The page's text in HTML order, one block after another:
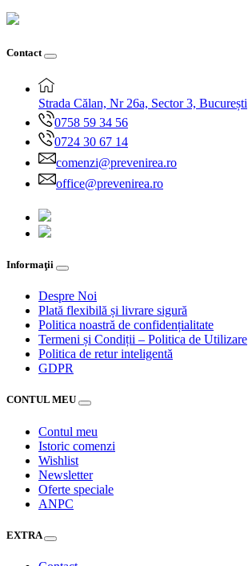
Contact
Strada Călan, Nr 26a, Sector 3, București
0758 59 34 56
0724 30 67 14
comenzi@prevenirea.ro
office@prevenirea.ro
Informaţii
Despre Noi
Plată flexibilă și livrare sigură
Politica noastră de confidențialitate
Termeni și Condiții – Politica de Utilizare
Politica de retur inteligentă
GDPR
CONTUL MEU
Contul meu
Istoric comenzi
Wishlist
Newsletter
Oferte speciale
ANPC
EXTRA